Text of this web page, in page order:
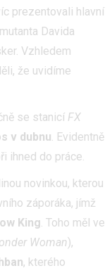
prezentovali hlavní
Davida
Vzhledem
že uvidíme
se stanicí FX
v dubnu. Evidentně
ihned do práce.
novinkou, kterou
záporáka, jímž
King. Toho měl ve
Woman),
, kterého